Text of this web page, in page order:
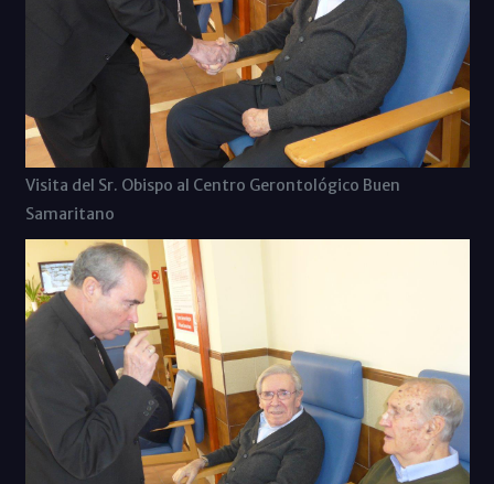
Visita del Sr. Obispo al Centro Gerontológico Buen
Samaritano